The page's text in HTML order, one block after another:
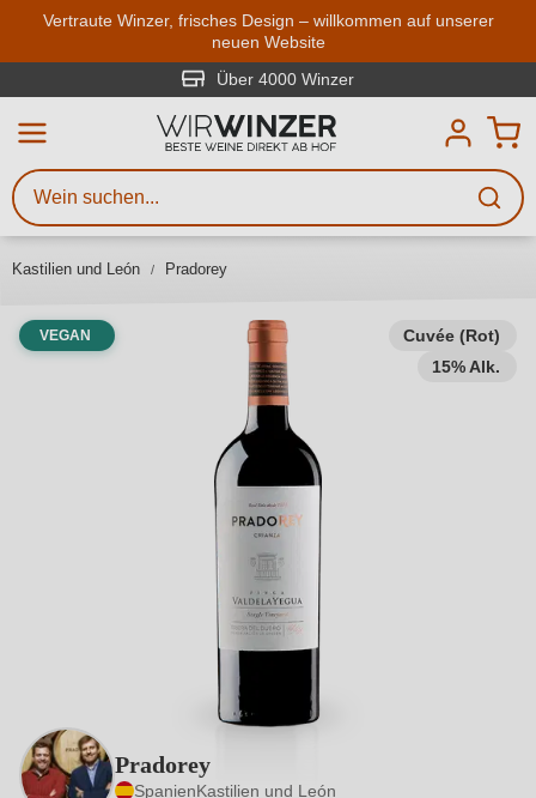
Zum Hauptinhalt springen
Vertraute Winzer, frisches Design – willkommen auf unserer
neuen Website
Über 4000 Winzer
Kastilien und León Pradorey
Cuvée (Rot)
15% Alk.
VEGAN
Pradorey
SpanienKastilien und León
Weinsuche
Mindestens 3 Zeichen eingeben
Beschreiben Sie, welchen Wein
Sie suchen – ob nach Geschmack,
Region, Winzer oder anderen